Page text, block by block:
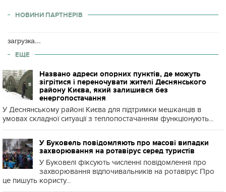
НОВИНИ ПАРТНЕРІВ
загрузка...
ЕЩЕ
Названо адреси опорних пунктів, де можуть
зігрітися і переночувати жителі Деснянського
району Києва, який залишився без
енергопостачання
У Деснянському районі Києва для підтримки мешканців в
умовах складної ситуації з теплопостачанням функціонують...
У Буковель повідомляють про масові випадки
захворювання на ротавірус серед туристів
У Буковелі фіксують численні повідомлення про
захворювання відпочивальників на ротавірус Про
це пишуть користу...